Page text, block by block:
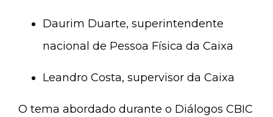
Daurim Duarte, superintendente
nacional de Pessoa Física da Caixa
Leandro Costa, supervisor da Caixa
O tema abordado durante o Diálogos CBIC